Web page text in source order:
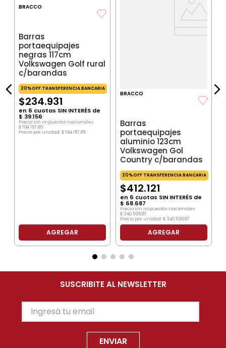
BRACCO
Barras
portaequipajes
negras 117cm
Volkswagen Golf rural
c/barandas
20%OFF TRANSFERENCIA BANCARIA
$234.931
en 6 cuotas SIN INTERÉS de
$ 39.156
Precio sin impuestos nacionales:
$ 194.157,85
Precio por unidad:$ 194.157,85
AGREGAR
BRACCO
Barras
portaequipajes
aluminio 123cm
Volkswagen Gol
Country c/barandas
20%OFF TRANSFERENCIA BANCARIA
$412.121
en 6 cuotas SIN INTERÉS de
$ 68.687
Precio sin impuestos nacionales:
$ 340.595,87
Precio por unidad:$ 340.595,87
AGREGAR
SUSCRIBITE AL NEWSLETTER
ENVIAR